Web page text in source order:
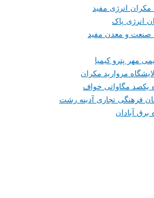
مفید
مفید
کیمیا
مکران
خواف
تجاری آدینه رشت